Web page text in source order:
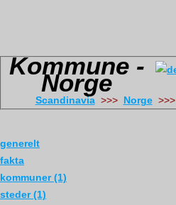
Kommune -
Norge
Scandinavia>>> Norge>>>
generelt
fakta
kommuner (1)
steder (1)